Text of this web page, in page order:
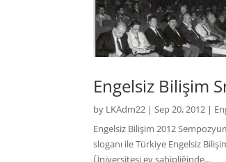
Engelsiz Bilişim
by LKAdm22 |Sep 20, 2012 |
Engelsiz Bilişim 2012
sloganı ile Türkiye Engelsiz
Üniversitesi ev sahipliğinde...